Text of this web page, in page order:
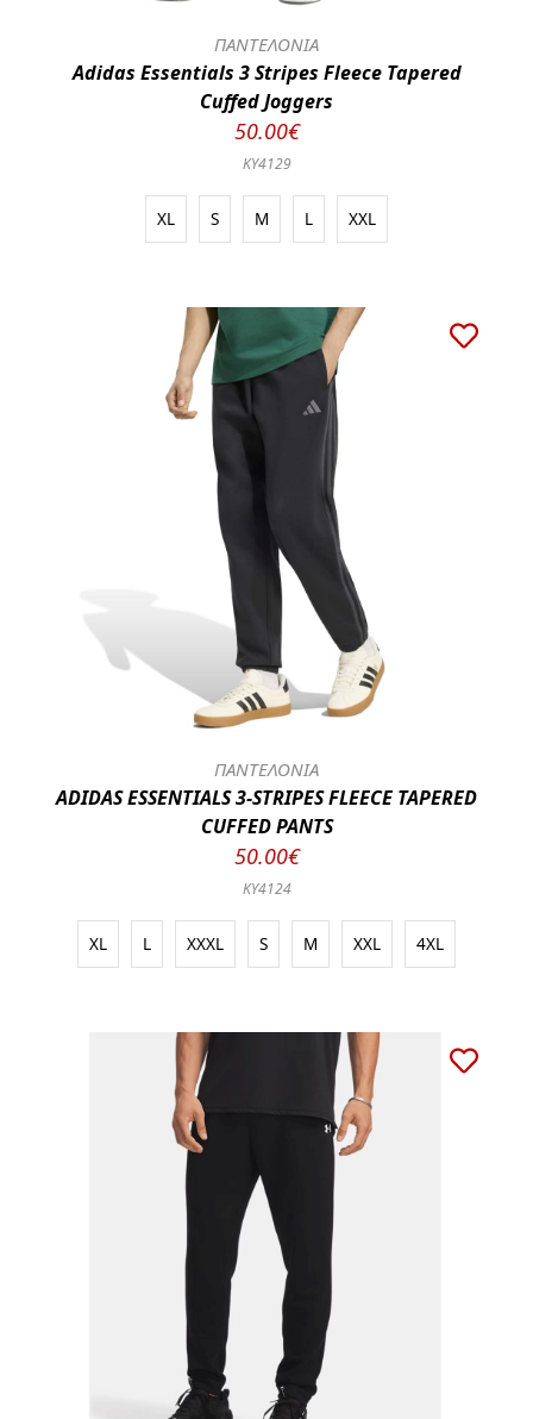
ΠΑΝΤΕΛΟΝΙΑ
Adidas Essentials 3 Stripes Fleece Tapered
Cuffed Joggers
50.00€
KY4129
XL S M L XXL
ΠΑΝΤΕΛΟΝΙΑ
ADIDAS ESSENTIALS 3-STRIPES FLEECE TAPERED
CUFFED PANTS
50.00€
KY4124
XL L XXXL S M XXL 4XL